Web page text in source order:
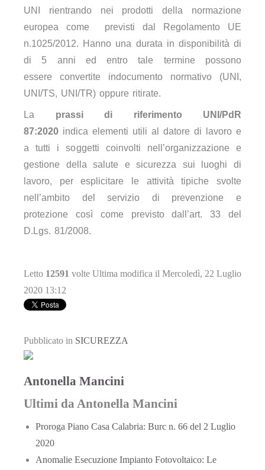
UNI rientrando nei prodotti della normazione
europea come previsti dal Regolamento UE
n.1025/2012. Hanno una durata in disponibilità di
di 5 anni ed entro tale termine possono
essere convertite indocumento normativo (UNI,
UNI/TS, UNI/TR) oppure ritirate.
La prassi di riferimento UNI/PdR
87:2020 indica elementi utili al datore di lavoro e
a tutti i soggetti coinvolti nell’organizzazione e
gestione della salute e sicurezza sui luoghi di
lavoro, per esplicitare le attività tipiche svolte
nell’ambito del servizio di prevenzione e
protezione così come previsto dall’art. 33 del
D.Lgs. 81/2008.
Letto 12591 volte Ultima modifica il Mercoledì, 22 Luglio
2020 13:12
Pubblicato in SICUREZZA
Antonella Mancini
Ultimi da Antonella Mancini
Proroga Piano Casa Calabria: Burc n. 66 del 2 Luglio
2020
Anomalie Esecuzione Impianto Fotovoltaico: Le